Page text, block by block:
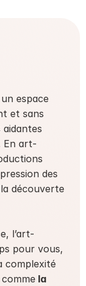
espace
et sans
En art-
des
découverte
l’art-
complexité
la